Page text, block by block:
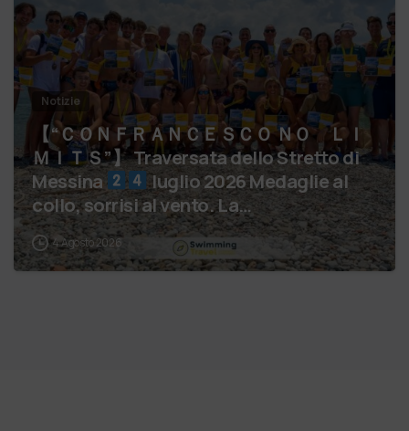
Notizie
【 “ＣＯＮＦＲＡＮＣＥＳＣＯ ＮＯ ＬＩ
ＭＩＴＳ”】 Traversata dello Stretto di
Messina
luglio 2026 Medaglie al
collo, sorrisi al vento. La…
4 Agosto 2026